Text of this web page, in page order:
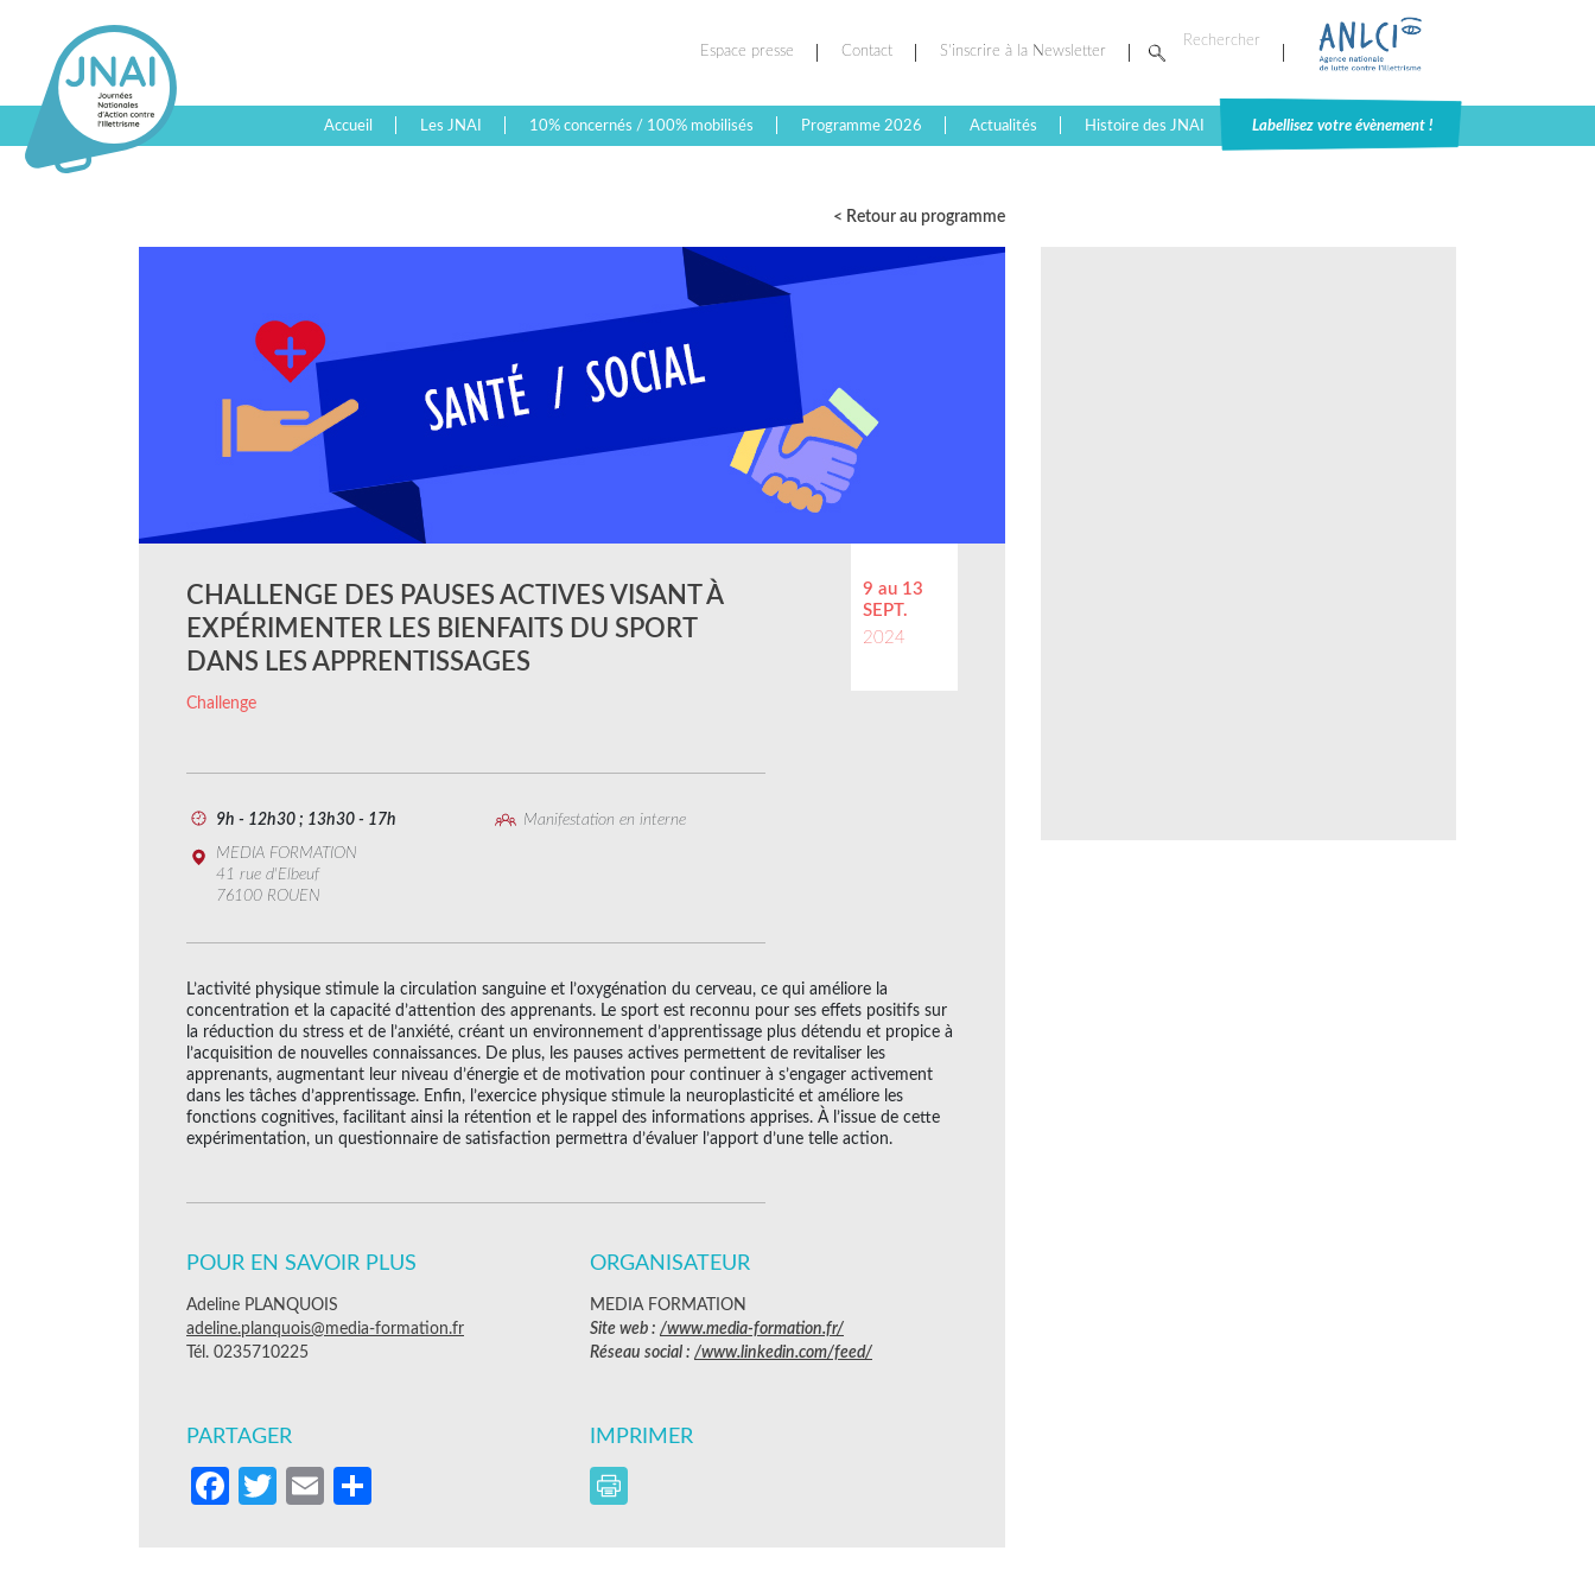
Espace presse Contact S’inscrire à la Newsletter
Accueil Les JNAI 10% concernés / 100% mobilisés Programme 2026 Actualités Histoire des JNAI Labellisez votre évènement !
< Retour au programme
9 au 13
SEPT.
2024
CHALLENGE DES PAUSES ACTIVES VISANT À
EXPÉRIMENTER LES BIENFAITS DU SPORT
DANS LES APPRENTISSAGES
Challenge
9h - 12h30 ; 13h30 - 17h
Manifestation en interne
MEDIA FORMATION
41 rue d'Elbeuf
76100 ROUEN
L’activité physique stimule la circulation sanguine et l’oxygénation du cerveau, ce qui améliore la
concentration et la capacité d’attention des apprenants. Le sport est reconnu pour ses effets positifs sur
la réduction du stress et de l’anxiété, créant un environnement d’apprentissage plus détendu et propice à
l’acquisition de nouvelles connaissances. De plus, les pauses actives permettent de revitaliser les
apprenants, augmentant leur niveau d’énergie et de motivation pour continuer à s’engager activement
dans les tâches d’apprentissage. Enfin, l’exercice physique stimule la neuroplasticité et améliore les
fonctions cognitives, facilitant ainsi la rétention et le rappel des informations apprises. À l’issue de cette
expérimentation, un questionnaire de satisfaction permettra d’évaluer l’apport d’une telle action.
POUR EN SAVOIR PLUS
Adeline PLANQUOIS
adeline.planquois@media-formation.fr
Tél. 0235710225
ORGANISATEUR
MEDIA FORMATION
Site web : /www.media-formation.fr/
Réseau social : /www.linkedin.com/feed/
PARTAGER
Facebook
Twitter
Email
IMPRIMER